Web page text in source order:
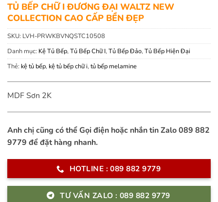
TỦ BẾP CHỮ I ĐƯƠNG ĐẠI WALTZ NEW
COLLECTION CAO CẤP BỀN ĐẸP
SKU: LVH-PRWKBVNQSTC10508
Danh mục: Kệ Tủ Bếp, Tủ Bếp Chữ I, Tủ Bếp Đảo, Tủ Bếp Hiện Đại
Thẻ: kệ tủ bếp, kệ tủ bếp chữ i, tủ bếp melamine
MDF Sơn 2K
Anh chị cũng có thể Gọi điện hoặc nhắn tin Zalo 089 882
9779 để đặt hàng nhanh.
HOTLINE : 089 882 9779
TƯ VẤN ZALO : 089 882 9779